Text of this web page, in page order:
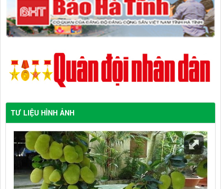
TƯ LIỆU HÌNH ẢNH